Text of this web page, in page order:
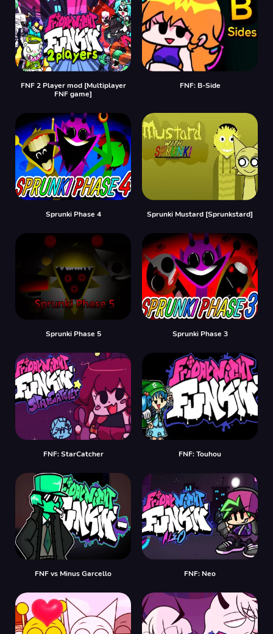
FNF 2 Player mod [Multiplayer
FNF game]
FNF: B-Side
Sprunki Phase 4 Sprunki Mustard [Sprunkstard]
Sprunki Phase 5 Sprunki Phase 3
FNF: StarCatcher FNF: Touhou
FNF vs Minus Garcello FNF: Neo